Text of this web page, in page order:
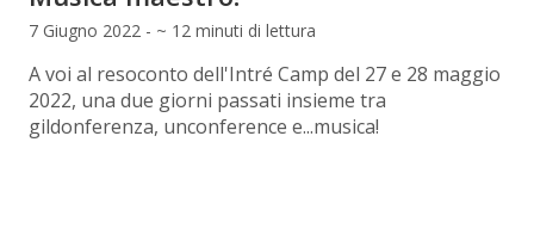
7 Giugno 2022 - ~ 12 minuti di lettura
A voi al resoconto dell'Intré Camp del 27 e 28 maggio
2022, una due giorni passati insieme tra
gildonferenza, unconference e...musica!